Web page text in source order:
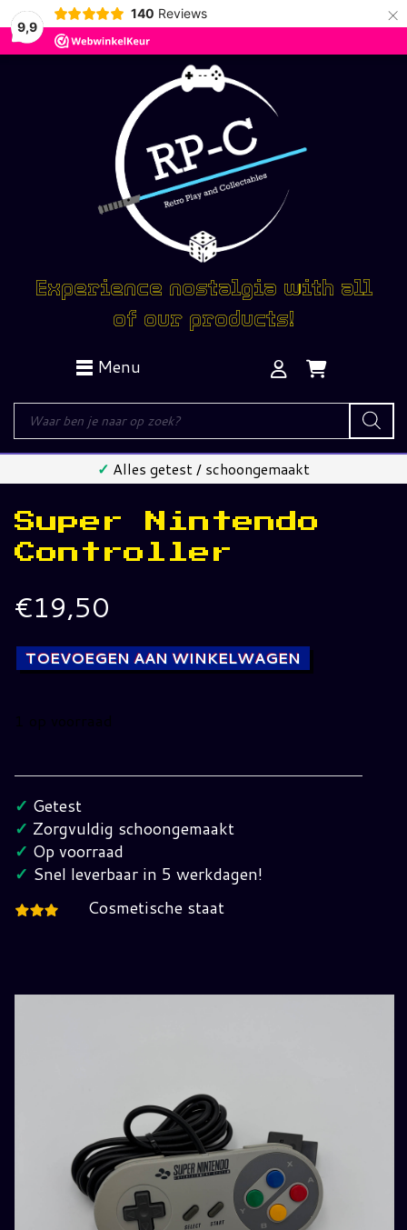
9,9
140 Reviews ×
Experience nostalgia with all
of our products!
Menu
Producten
zoeken
✓ Alles getest / schoongemaakt
Super Nintendo
Controller
€19,50
TOEVOEGEN AAN WINKELWAGEN
1 op voorraad
Nintendo
Controller
hoeveelheid
✓ Getest
✓ Zorgvuldig schoongemaakt
✓ Op voorraad
✓ Snel leverbaar in 5 werkdagen!
Cosmetische staat